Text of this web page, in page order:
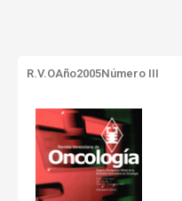
R.V.OAño2005Número III